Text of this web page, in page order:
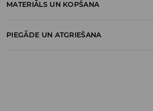
MATERIĀLS UN KOPŠANA
PIEGĀDE UN ATGRIEŠANA